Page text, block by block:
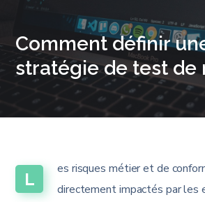
Comment définir
stratégie de test de
L
es risques métier et de
directement impactés par les